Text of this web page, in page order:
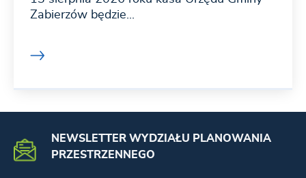
Zabierzów będzie...
NEWSLETTER WYDZIAŁU PLANOWANIA
PRZESTRZENNEGO